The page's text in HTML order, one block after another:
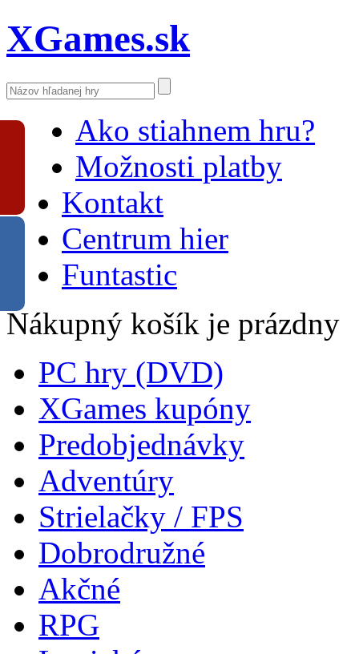
XGames.sk
Ako stiahnem hru?
Možnosti platby
Kontakt
Centrum hier
Funtastic
Nákupný košík je prázdny
PC hry (DVD)
XGames kupóny
Predobjednávky
Adventúry
Strielačky / FPS
Dobrodružné
Akčné
RPG